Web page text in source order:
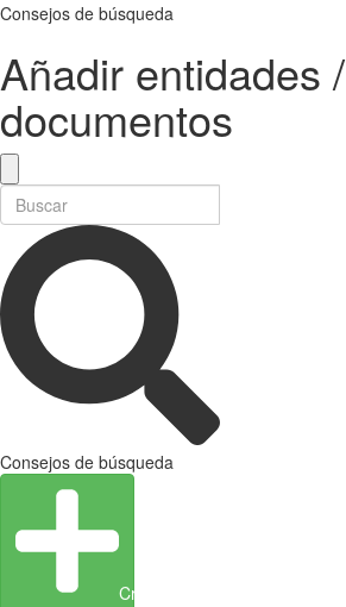
Consejos de búsqueda
Añadir entidades /
documentos
Consejos de búsqueda
Crear entidad